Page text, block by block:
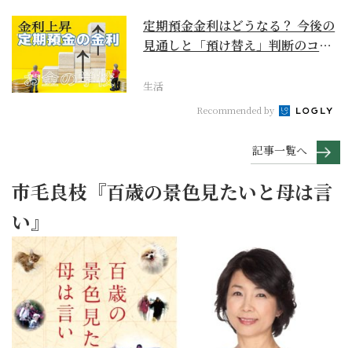
定期預金金利はどうなる？ 今後の
見通しと「預け替え」判断のコツ
生活
Recommended by
記事一覧へ
市毛良枝『百歳の景色見たいと母は言
い』